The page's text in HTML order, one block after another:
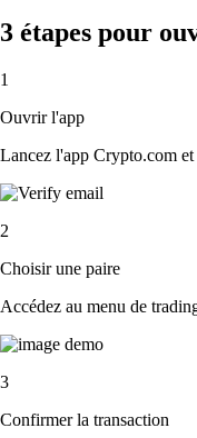
3 étapes pour
1
Ouvrir l'app
Lancez l'app Crypto.com
2
Choisir une paire
Accédez au menu de
3
Confirmer la transaction